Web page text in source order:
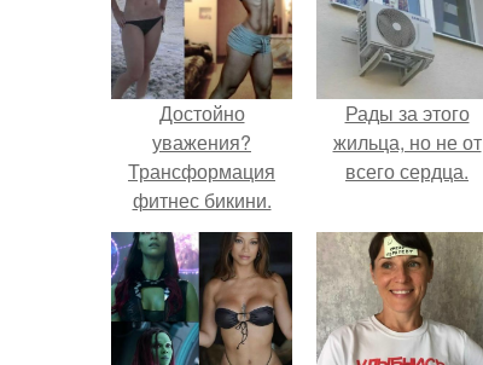
Достойно
уважения?
Трансформация
фитнес бикини.
Рады за этого
жильца, но не от
всего сердца.